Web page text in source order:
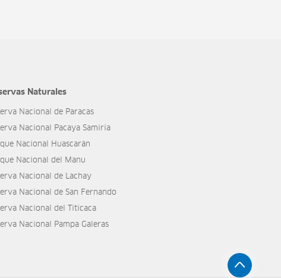
Naturales
Nacional de Paracas
Nacional Pacaya Samiria
Nacional Huascarán
Nacional del Manu
Nacional de Lachay
Nacional de San Fernando
Nacional del Titicaca
Nacional Pampa Galeras